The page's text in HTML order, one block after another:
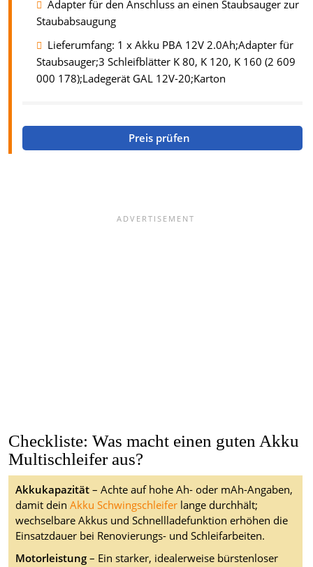
Adapter für den Anschluss an einen Staubsauger zur
Staubabsaugung
Lieferumfang: 1 x Akku PBA 12V 2.0Ah;Adapter für
Staubsauger;3 Schleifblätter K 80, K 120, K 160 (2 609
000 178);Ladegerät GAL 12V-20;Karton
Preis prüfen
Checkliste: Was macht einen guten Akku
Multischleifer aus?
Akkukapazität– Achte auf hohe Ah- oder mAh-Angaben,
damit dein Akku Schwingschleifer lange durchhält;
wechselbare Akkus und Schnellladefunktion erhöhen die
Einsatzdauer bei Renovierungs- und Schleifarbeiten.
Motorleistung– Ein starker, idealerweise bürstenloser